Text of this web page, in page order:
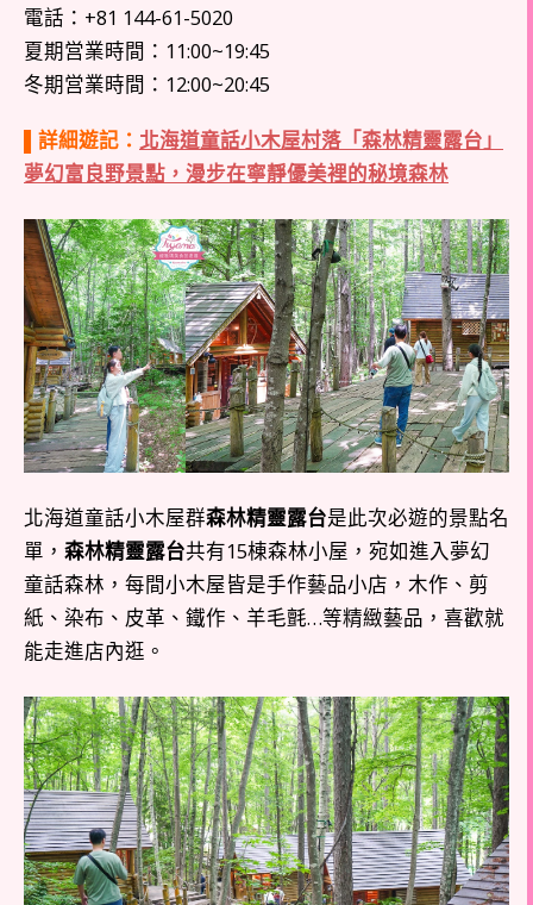
電話：+81 144-61-5020
夏期営業時間：11:00~19:45
冬期営業時間：12:00~20:45
▌詳細遊記： 北海道童話小木屋村落「森林精靈露台」
夢幻富良野景點，漫步在寧靜優美裡的秘境森林
北海道童話小木屋群森林精靈露台是此次必遊的景點名
單， 森林精靈露台共有15棟森林小屋，宛如進入夢幻
童話森林，每間小木屋皆是手作藝品小店，木作、剪
紙、染布、皮革、鐵作、羊毛氈…等精緻藝品，喜歡就
能走進店內逛。